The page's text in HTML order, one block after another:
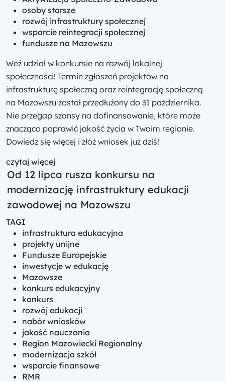
osoby starsze
rozwój infrastruktury społecznej
wsparcie reintegracji społecznej
fundusze na Mazowszu
Weź udział w konkursie na rozwój lokalnej
społeczności! Termin zgłoszeń projektów na
infrastrukturę społeczną oraz reintegrację społeczną
na Mazowszu został przedłużony do 31 października.
Nie przegap szansy na dofinansowanie, które może
znacząco poprawić jakość życia w Twoim regionie.
Dowiedz się więcej i złóż wniosek już dziś!
czytaj więcej
Od 12 lipca rusza konkursu na
modernizację infrastruktury edukacji
zawodowej na Mazowszu
TAGI
infrastruktura edukacyjna
projekty unijne
Fundusze Europejskie
inwestycje w edukację
Mazowsze
konkurs edukacyjny
konkurs
rozwój edukacji
nabór wniosków
jakość nauczania
Region Mazowiecki Regionalny
modernizacja szkół
wsparcie finansowe
RMR